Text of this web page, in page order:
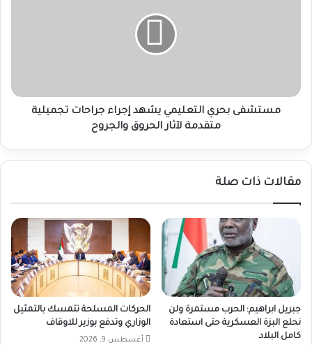
لآثار
الحروقمستشفى بحري التعليمي يشهد إجراء جراحات تجميلية
متقدمة لآثار الحروق والجروح
مقالات ذات صلة
جبريل ابراهيم: الحرب مستمرة ولن
نحلع البزة العسكرية حتى استعادة
كامل البلاد
الحركات المسلحة تتمسك بالتمثيل
الوزاري وتدفع بوزير للاوقاف
أغسطس 9, 2026